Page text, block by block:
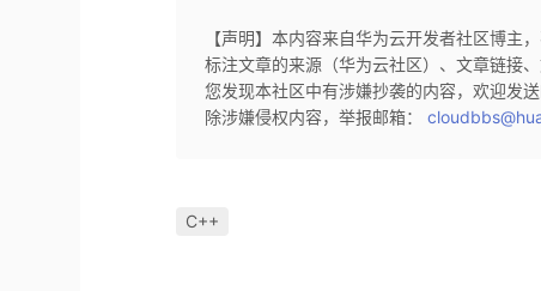
【声明】本内容来自华为云开发者社区博主
标注文章的来源（华为云社区）、文章链接
您发现本社区中有涉嫌抄袭的内容，欢迎发
除涉嫌侵权内容，举报邮箱：
C++